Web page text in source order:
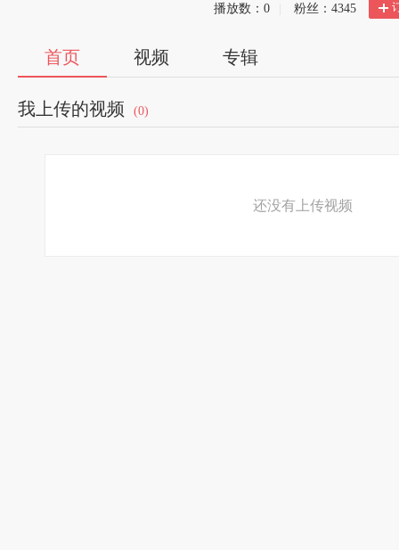
播放数： 0 粉丝： 4345
首页 视频 专辑
我上传的视频 (0)
还没有上传视频